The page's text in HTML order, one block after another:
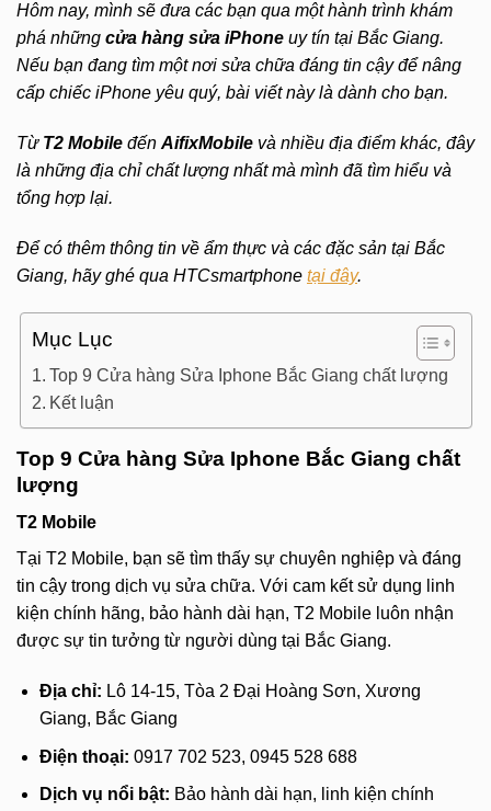
Hôm nay, mình sẽ đưa các bạn qua một hành trình khám
phá những cửa hàng sửa iPhone uy tín tại Bắc Giang.
Nếu bạn đang tìm một nơi sửa chữa đáng tin cậy để nâng
cấp chiếc iPhone yêu quý, bài viết này là dành cho bạn.
Từ T2 Mobile đến AifixMobile và nhiều địa điểm khác, đây
là những địa chỉ chất lượng nhất mà mình đã tìm hiểu và
tổng hợp lại.
Để có thêm thông tin về ẩm thực và các đặc sản tại Bắc
Giang, hãy ghé qua HTCsmartphone tại đây.
Mục Lục
Top 9 Cửa hàng Sửa Iphone Bắc Giang chất lượng
Kết luận
Top 9 Cửa hàng Sửa Iphone Bắc Giang chất
lượng
T2 Mobile
Tại T2 Mobile, bạn sẽ tìm thấy sự chuyên nghiệp và đáng
tin cậy trong dịch vụ sửa chữa. Với cam kết sử dụng linh
kiện chính hãng, bảo hành dài hạn, T2 Mobile luôn nhận
được sự tin tưởng từ người dùng tại Bắc Giang.
Địa chỉ: Lô 14-15, Tòa 2 Đại Hoàng Sơn, Xương
Giang, Bắc Giang
Điện thoại: 0917 702 523, 0945 528 688
Dịch vụ nổi bật: Bảo hành dài hạn, linh kiện chính